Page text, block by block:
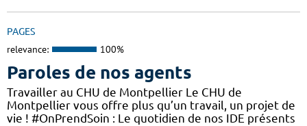
PAGES
relevance: 100%
Paroles de nos agents
Travailler au CHU de Montpellier Le CHU de
Montpellier vous offre plus qu’un travail, un projet de
vie ! #OnPrendSoin : Le quotidien de nos IDE présents